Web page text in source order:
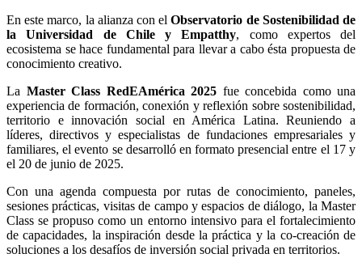
En este marco, la alianza con elObservatorio de Sostenibilidad de
la Universidad de Chile y Empatthy, como expertos del
ecosistema se hace fundamental para llevar a cabo ésta propuesta de
conocimiento creativo.
La Master Class RedEAmérica 2025 fue concebida como una
experiencia de formación, conexión y reflexión sobre sostenibilidad,
territorio e innovación social en América Latina. Reuniendo a
líderes, directivos y especialistas de fundaciones empresariales y
familiares, el evento se desarrolló en formato presencial entre el 17 y
el 20 de junio de 2025.
Con una agenda compuesta por rutas de conocimiento, paneles,
sesiones prácticas, visitas de campo y espacios de diálogo, la Master
Class se propuso como un entorno intensivo para el fortalecimiento
de capacidades, la inspiración desde la práctica y la co-creación de
soluciones a los desafíos de inversión social privada en territorios.